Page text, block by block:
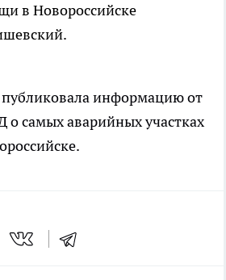
в Новороссийске
информацию от
о самых аварийных участках